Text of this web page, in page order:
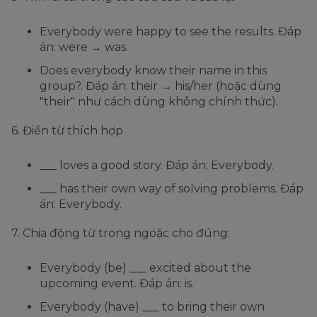
Everybody were happy to see the results. Đáp
án: were → was.
Does everybody know their name in this
group?. Đáp án: their → his/her (hoặc dùng
"their" như cách dùng không chính thức).
6. Điền từ thích hợp
___ loves a good story. Đáp án: Everybody.
___ has their own way of solving problems. Đáp
án: Everybody.
7. Chia động từ trong ngoặc cho đúng:
Everybody (be) ___ excited about the
upcoming event. Đáp án: is.
Everybody (have) ___ to bring their own